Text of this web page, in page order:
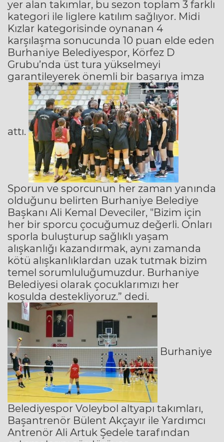
yer alan takımlar, bu sezon toplam 3 farklı
kategori ile liglere katılım sağlıyor. Midi
Kızlar kategorisinde oynanan 4
karşılaşma sonucunda 10 puan elde eden
Burhaniye Belediyespor, Körfez D
Grubu’nda üst tura yükselmeyi
garantileyerek önemli bir başarıya imza
attı.
Sporun ve sporcunun her zaman yanında
olduğunu belirten Burhaniye Belediye
Başkanı Ali Kemal Deveciler, "Bizim için
her bir sporcu çocuğumuz değerli. Onları
sporla buluşturup sağlıklı yaşam
alışkanlığı kazandırmak, aynı zamanda
kötü alışkanlıklardan uzak tutmak bizim
temel sorumluluğumuzdur. Burhaniye
Belediyesi olarak çocuklarımızı her
koşulda destekliyoruz.” dedi.
Burhaniye
Belediyespor Voleybol altyapı takımları,
Başantrenör Bülent Akçayır ile Yardımcı
Antrenör Ali Artuk Şedele tarafından